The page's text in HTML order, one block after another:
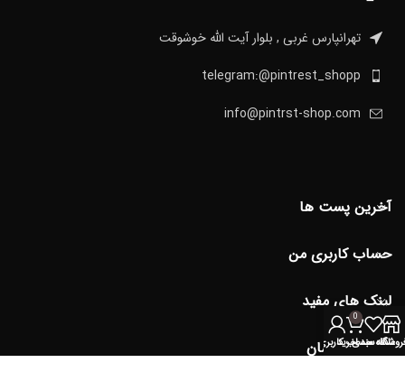
تهرانپارس غربی , بلوار آیت الله خوشوقت
telegram:@pintrest_shopp
info@pintrst-shop.com
آخرین پست ها
حساب کاربری من
لینک های مفید
دسترسی آسان
علاقه مندی
0
سبد خرید
حساب کاربری من